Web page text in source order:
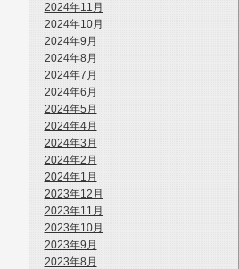
2024年11月
2024年10月
2024年9月
2024年8月
2024年7月
2024年6月
2024年5月
2024年4月
2024年3月
2024年2月
2024年1月
2023年12月
2023年11月
2023年10月
2023年9月
2023年8月